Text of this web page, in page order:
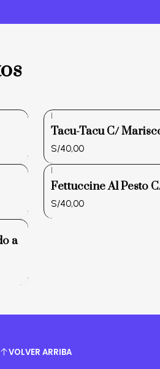
|
Tacu-Tacu C/
S/40,00
|
Fettuccine Al Pesto
S/40,00
a
VOLVER ARRIBA